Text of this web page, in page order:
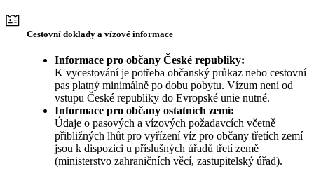
Cestovní doklady a vízové informace
Informace pro občany České republiky:
K vycestování je potřeba občanský průkaz nebo cestovní
pas platný minimálně po dobu pobytu. Vízum není od
vstupu České republiky do Evropské unie nutné.
Informace pro občany ostatních zemí:
Údaje o pasových a vízových požadavcích včetně
přibližných lhůt pro vyřízení víz pro občany třetích zemí
jsou k dispozici u příslušných úřadů třetí země
(ministerstvo zahraničních věcí, zastupitelský úřad).